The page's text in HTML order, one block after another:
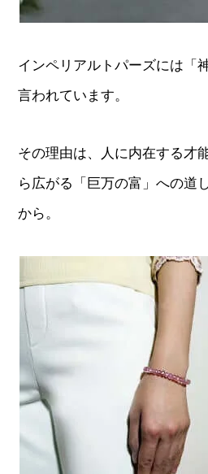
インペリアルトパーズには「
言われています。
その理由は、人に内在する才
ら広がる「巨万の富」への道
から。